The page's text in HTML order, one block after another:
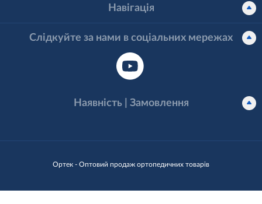
Ортек - Оптовий продаж ортопедичних товарів
Навігація
Слідкуйте за нами в соціальних мережах
Наявність | Замовлення